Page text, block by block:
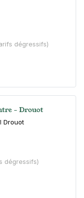
dégressifs)
- Drouot
Drouot
dégressifs)